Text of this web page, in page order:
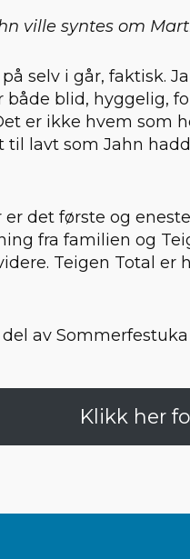
ville syntes om
selv i går, faktisk.
både blid, hyggelig,
er ikke hvem som
til lavt som Jahn
er det første og
fra familien og
Teigen Total er
av
Klikk her